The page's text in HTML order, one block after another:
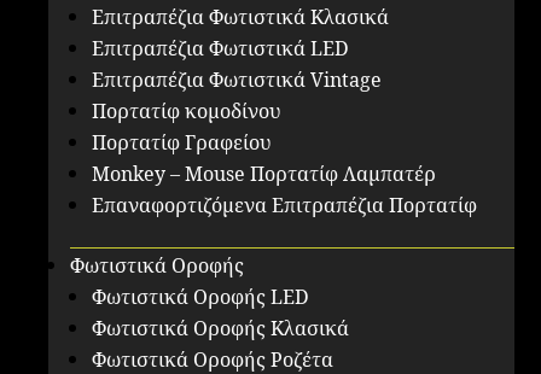
Επιτραπέζια Φωτιστικά Κλασικά
Επιτραπέζια Φωτιστικά LED
Επιτραπέζια Φωτιστικά Vintage
Πορτατίφ κομοδίνου
Πορτατίφ Γραφείου
Monkey – Mouse Πορτατίφ Λαμπατέρ
Επαναφορτιζόμενα Επιτραπέζια Πορτατίφ
Φωτιστικά Οροφής
Φωτιστικά Οροφής LED
Φωτιστικά Οροφής Κλασικά
Φωτιστικά Οροφής Ροζέτα